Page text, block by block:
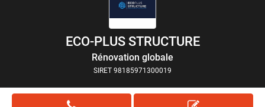
ECO-PLUS STRUCTURE
Rénovation globale
SIRET 98185971300019